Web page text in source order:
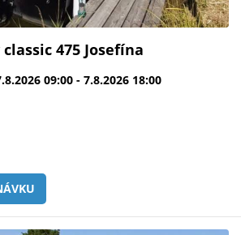
475 Josefína
09:00 - 7.8.2026 18:00